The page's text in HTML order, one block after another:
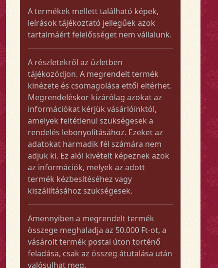
A termékek mellett található képek,
leírások tájékoztató jellegűek azok
tartalmáért felelősséget nem vállalunk.
A részletekről az üzletben
tájékozódjon. A megrendelt termék
kinézete és csomagolása ettől eltérhet.
Megrendeléskor kizárólag azokat az
információkat kérjük vásárlóinktól,
amelyek feltétlenül szükségesek a
rendelés lebonyolításához. Ezeket az
adatokat harmadik fél számára nem
adjuk ki. Ez alól kivételt képeznek azok
az információk, melyek az adott
termék kézbesítéséhez vagy
kiszállításához szükségesek.
Amennyiben a megrendelt termék
összege meghaladja az 50.000 Ft-ot, a
vásárolt termék postai úton történő
feladása, csak az összeg átutalása után
valósulhat meg.